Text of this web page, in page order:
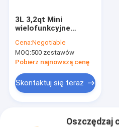
3L 3,2qt Mini
wielofunkcyjne
wewnętrzną wkładką
ze stopu aluminium
Nieprzywierająca
Cena:Negotiable
MOQ:500 zestawów
Pobierz najnowszą cenę
Skontaktuj się teraz
Oszczędzaj